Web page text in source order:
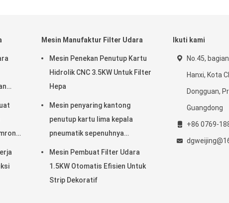
Mesin Manufaktur Filter Udara
Mesin Penekan Penutup Kartu
Hidrolik CNC 3.5KW Untuk Filter
Hepa
Mesin penyaring kantong
penutup kartu lima kepala
pneumatik sepenuhnya
Mesin Pembuat Filter Udara
1.5KW Otomatis Efisien Untuk
Strip Dekoratif
Ikuti kami
No.45,
Hanxi, Kota
Dongguan,
Guangdong
+86 0769-